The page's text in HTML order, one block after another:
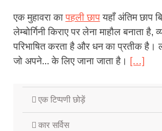
एक मुहावरा कापहली छापयहाँ अंतिम छाप
लेम्बोर्गिनी किराए पर लेना माहौल बनाता है,
परिभाषित करता है और धन का प्रतीक है।
जो अपने... के लिए जाना जाता है। […]
एक टिप्पणी छोड़ें
कार सर्विस